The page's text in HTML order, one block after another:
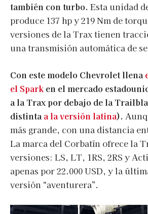
también con turbo. Esta unidad
produce 137 hp y 219 Nm de
versiones de la Trax tienen
una transmisión automática de
Con este modelo Chevrolet llena
el Spark en el mercado
a la Trax por debajo de la
distintaa la versión latina).
más grande, con una distancia
La marca del Corbatín ofrece la
versiones: LS, LT, 1RS, 2RS y
apenas por 22.000 USD, y la
versión “aventurera”.